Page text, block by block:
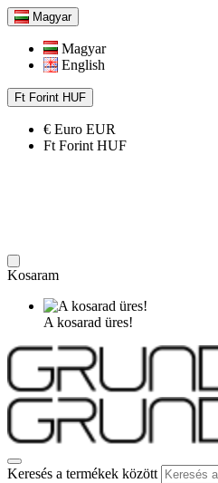
Magyar
Magyar
English
Ft Forint HUF
€ Euro EUR
Ft Forint HUF
Kosaram
A kosarad üres!
Keresés a termékek között